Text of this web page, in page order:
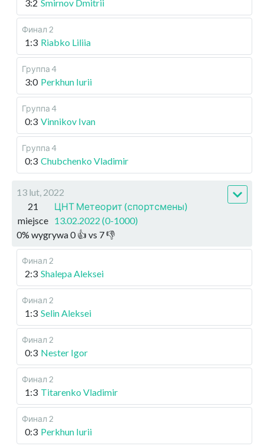
3:2 Smirnov Dmitrii
Финал 2
1:3 Riabko Liliia
Группа 4
3:0 Perkhun Iurii
Группа 4
0:3 Vinnikov Ivan
Группа 4
0:3 Chubchenko Vladimir
13 lut, 2022
21
miejsce
ЦНТ Метеорит (спортсмены)
13.02.2022 (0-1000)
0% wygrywa0👍 vs 7👎
Финал 2
2:3 Shalepa Aleksei
Финал 2
1:3 Selin Aleksei
Финал 2
0:3 Nester Igor
Финал 2
1:3 Titarenko Vladimir
Финал 2
0:3 Perkhun Iurii